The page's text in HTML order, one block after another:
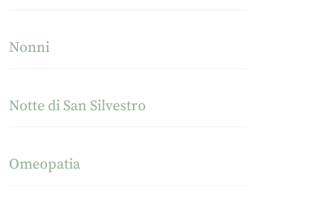
Nonni
Notte di San Silvestro
Omeopatia